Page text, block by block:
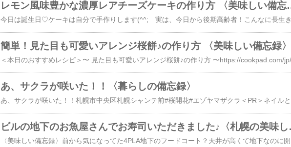
レモン風味豊かな濃厚レ
簡単！見た目も可愛いアレンジ桜餅♪の作り方 〈美味しい備忘録〉
あ、サクラが咲いた！！〈暮らしの備忘録〉
ビルの地